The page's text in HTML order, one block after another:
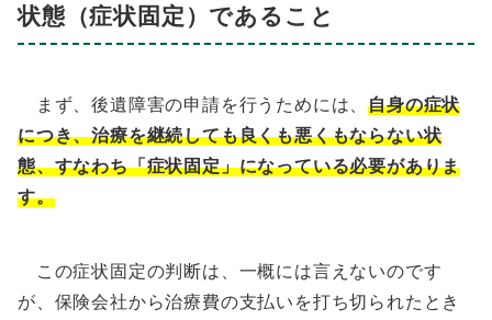
状態（症状固定）であること
まず、後遺障害の申請を行うためには、自身の症状
につき、治療を継続しても良くも悪くもならない状
態、すなわち「症状固定」になっている必要がありま
す。
この症状固定の判断は、一概には言えないのです
が、保険会社から治療費の支払いを打ち切られたとき